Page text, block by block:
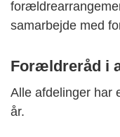
samarbejde med
Forældreråd i
Alle afdelinger
år.